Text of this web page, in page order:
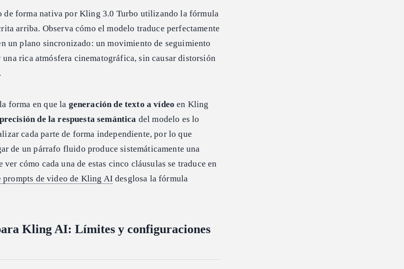
de forma nativa por Kling 3.0 Turbo utilizando la fórmula
arriba. Observa cómo el modelo traduce perfectamente
un plano sincronizado: un movimiento de seguimiento
rica atmósfera cinematográfica, sin causar distorsión
forma en que la generación de texto a vídeo en Kling
precisión de la respuesta semántica del modelo es lo
cada parte de forma independiente, por lo que
de un párrafo fluido produce sistemáticamente una
cómo cada una de estas cinco cláusulas se traduce en
prompts de video de Kling AI desglosa la fórmula
Kling AI: Límites y configuraciones